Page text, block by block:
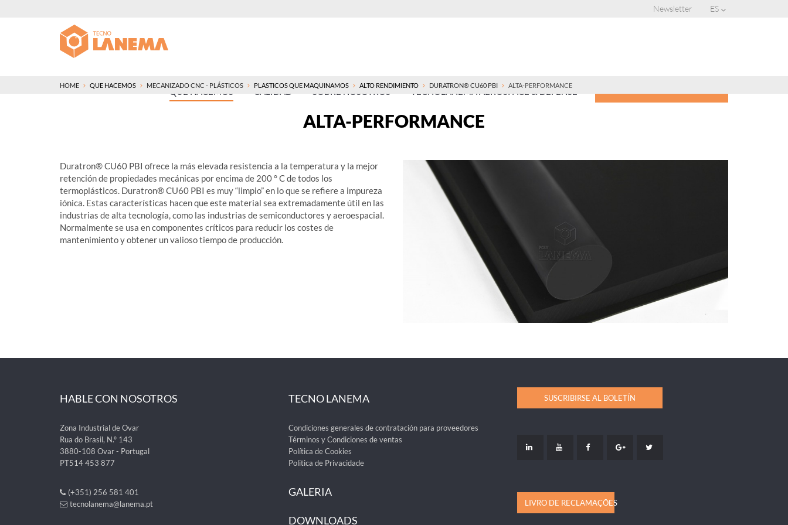
ES
Newsletter
QUE HACEMOS CALIDAD SOBRE NOSOTROS TECNOLANEMA AEROSPACE & DEFENSE
HOME QUE HACEMOS MECANIZADO CNC - PLÁSTICOS PLASTICOS QUE MAQUINAMOS ALTO RENDIMIENTO DURATRON® CU60 PBI ALTA-PERFORMANCE
ALTA-PERFORMANCE
Duratron® CU60 PBI ofrece la más elevada resistencia a la temperatura y la mejor
retención de propiedades mecánicas por encima de 200 ° C de todos los
termoplásticos. Duratron® CU60 PBI es muy “limpio” en lo que se refiere a impureza
iónica. Estas características hacen que este material sea extremadamente útil en las
industrias de alta tecnología, como las industrias de semiconductores y aeroespacial.
Normalmente se usa en componentes críticos para reducir los costes de
mantenimiento y obtener un valioso tiempo de producción.
HABLE CON NOSOTROS
Zona Industrial de Ovar
Rua do Brasil, N.º 143
3880-108 Ovar - Portugal
PT514 453 877
(+351) 256 581 401
tecnolanema@lanema.pt
TECNO LANEMA
Condiciones generales de contratación para proveedores
Términos y Condiciones de ventas
Política de Cookies
Politica de Privacidade
GALERIA
DOWNLOADS
SUSCRIBIRSE AL BOLETÍN
LIVRO DE RECLAMAÇÕES